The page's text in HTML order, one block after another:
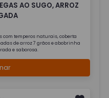
AO SUGO, ARROZ
com temperos naturais, coberta
de arroz 7 grãos e abobrinha
e saborosa.